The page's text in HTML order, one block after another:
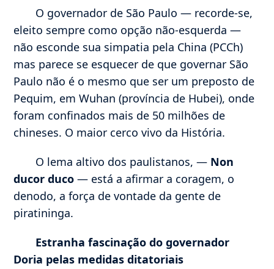
O governador de São Paulo — recorde-se,
eleito sempre como opção não-esquerda —
não esconde sua simpatia pela China (PCCh)
mas parece se esquecer de que governar São
Paulo não é o mesmo que ser um preposto de
Pequim, em Wuhan (província de Hubei), onde
foram confinados mais de 50 milhões de
chineses. O maior cerco vivo da História.
O lema altivo dos paulistanos, — Non
ducor duco — está a afirmar a coragem, o
denodo, a força de vontade da gente de
piratininga.
Estranha fascinação do governador
Doria pelas medidas ditatoriais